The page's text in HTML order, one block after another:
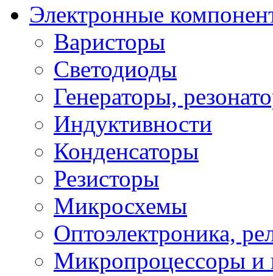
Электронные
Варисторы
Светодиоды
Генераторы,
Индуктивности
Конденсаторы
Резисторы
Микросхемы
Оптоэлектроника,
Микропроцессоры и